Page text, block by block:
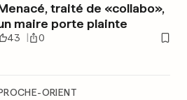
traité de «collabo»,
maire porte plainte
43 0
ORIENT